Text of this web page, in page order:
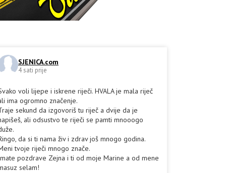
SJENICA.com
4 sati prije
voli lijepe i iskrene riječi. HVALA je mala riječ
ima ogromno značenje.
sekund da izgovoriš tu riječ a dvije da je
ali odsustvo te riječi se pamti mnooogo
da si ti nama živ i zdrav još mnogo godina.
tvoje riječi mnogo znače.
pozdrave Zejna i ti od moje Marine a od mene
selam!